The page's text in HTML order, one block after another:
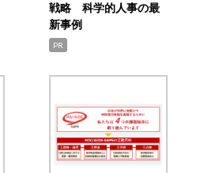
戦略 科学的人事の最
新事例
PR